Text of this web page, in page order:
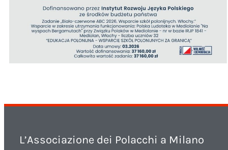
L’Associazione dei Polacchi a Milano